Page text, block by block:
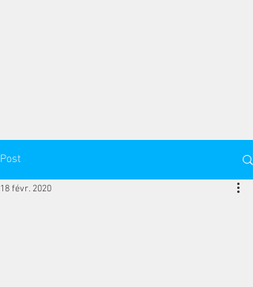
Post
18 févr. 2020